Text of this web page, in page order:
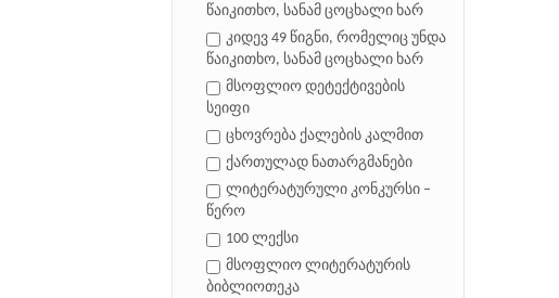
წაიკითხო, სანამ ცოცხალი ხარ
კიდევ 49 წიგნი, რომელიც უნდა
წაიკითხო, სანამ ცოცხალი ხარ
მსოფლიო დეტექტივების
სეიფი
ცხოვრება ქალების კალმით
ქართულად ნათარგმანები
ლიტერატურული კონკურსი –
წერო
100 ლექსი
მსოფლიო ლიტერატურის
ბიბლიოთეკა